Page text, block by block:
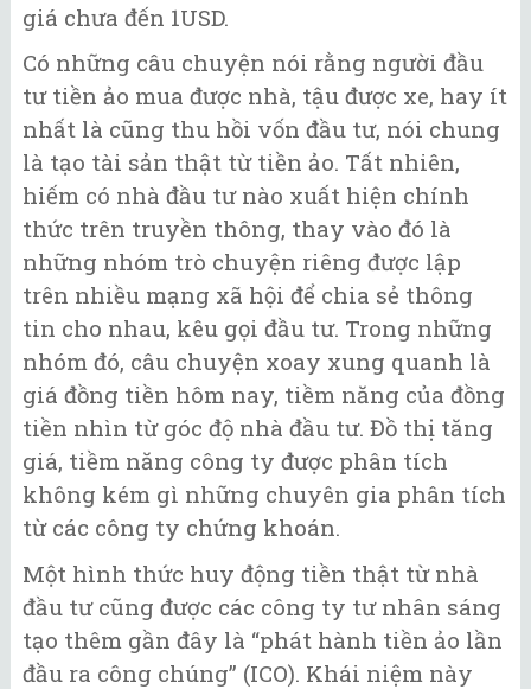
giá chưa đến 1USD.
Có những câu chuyện nói rằng người đầu
tư tiền ảo mua được nhà, tậu được xe, hay ít
nhất là cũng thu hồi vốn đầu tư, nói chung
là tạo tài sản thật từ tiền ảo. Tất nhiên,
hiếm có nhà đầu tư nào xuất hiện chính
thức trên truyền thông, thay vào đó là
những nhóm trò chuyện riêng được lập
trên nhiều mạng xã hội để chia sẻ thông
tin cho nhau, kêu gọi đầu tư. Trong những
nhóm đó, câu chuyện xoay xung quanh là
giá đồng tiền hôm nay, tiềm năng của đồng
tiền nhìn từ góc độ nhà đầu tư. Đồ thị tăng
giá, tiềm năng công ty được phân tích
không kém gì những chuyên gia phân tích
từ các công ty chứng khoán.
Một hình thức huy động tiền thật từ nhà
đầu tư cũng được các công ty tư nhân sáng
tạo thêm gần đây là “phát hành tiền ảo lần
đầu ra công chúng” (ICO). Khái niệm này